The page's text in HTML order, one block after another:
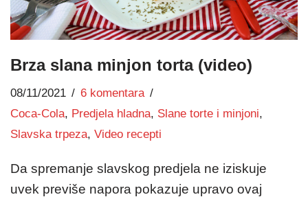
Brza slana minjon torta (video)
08/11/2021
6 komentara
Coca-Cola, Predjela hladna, Slane torte i minjoni,
Slavska trpeza, Video recepti
Da spremanje slavskog predjela ne iziskuje
uvek previše napora pokazuje upravo ovaj